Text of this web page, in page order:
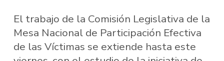
El trabajo de la Comisión Legislativa de la
Mesa Nacional de Participación Efectiva
de las Víctimas se extiende hasta este